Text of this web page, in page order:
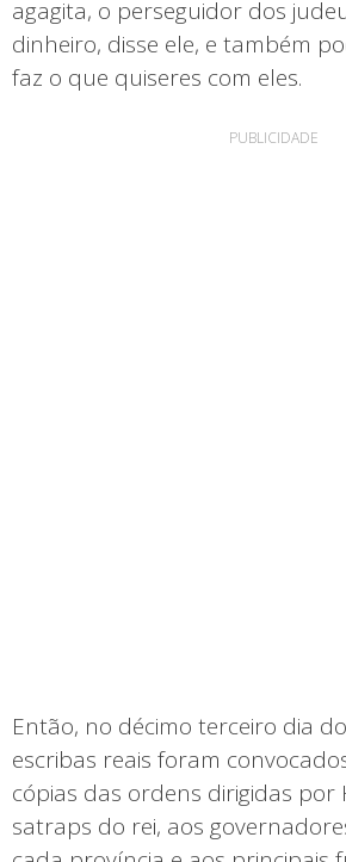
agagita, o perseguidor dos
dinheiro, disse ele, e também
faz o que quiseres com eles.
PUBLICIDADE
Então, no décimo terceiro dia
escribas reais foram
cópias das ordens dirigidas por
satraps do rei, aos